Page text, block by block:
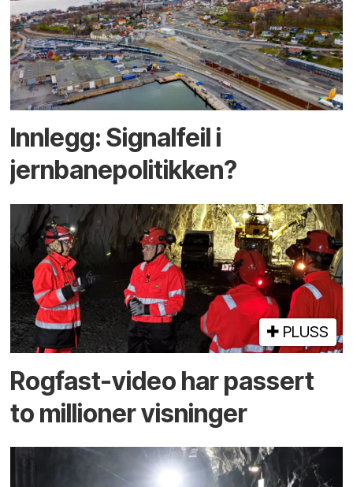
Innlegg: Signalfeil i
jernbanepolitikken?
PLUSS
Rogfast-video har passert
to millioner visninger